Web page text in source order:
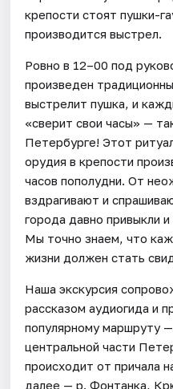
крепости стоят пушки-
производится выстрел.
Ровно в 12–00 под
произведен
выстрелит пушка, и
«сверит свои часы» —
Петербурге! Этот
орудия в крепости
часов пополудни. От
вздрагивают и
города давно привыкли
Мы точно знаем, что
жизни должен стать
Наша экскурсия
рассказом аудиогида и
популярному маршруту
центральной части
происходит от причала
далее — р. Фонтанка,